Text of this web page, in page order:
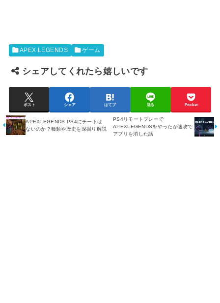
APEX LEGENDS ゲーム
シェアしてくれたら嬉しいです
ポスト シェア はてブ 送る Pocket
APEXLEGENDS:PS4にチートは
ないのか？種類や歴史を深掘り解説
PS4リモートプレーで
APEXLEGENDSをやったが速攻で
アプリを消した話